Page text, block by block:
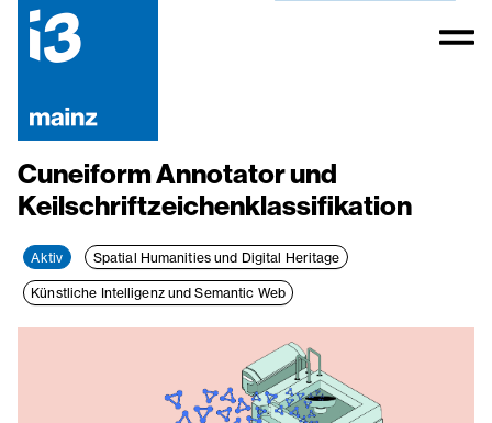
Cuneiform Annotator und
Keilschriftzeichenklassifikation
Aktiv Spatial Humanities und Digital Heritage
Künstliche Intelligenz und Semantic Web